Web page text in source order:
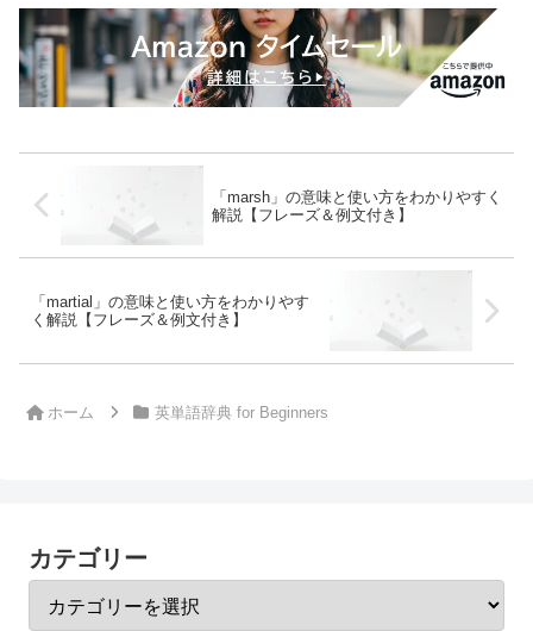
「marsh」の意味と使い方をわかりやすく
解説【フレーズ＆例文付き】
「martial」の意味と使い方をわかりやす
く解説【フレーズ＆例文付き】
ホーム 英単語辞典 for Beginners
カテゴリー